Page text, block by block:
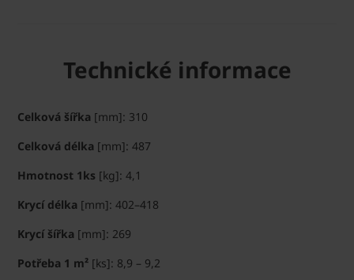
Technické informace
Celková šířka [mm]: 310
Celková délka [mm]: 487
Hmotnost 1ks [kg]: 4,1
Krycí délka [mm]: 402–418
Krycí šířka [mm]: 269
Potřeba 1 m² [ks]: 8,9 – 9,2